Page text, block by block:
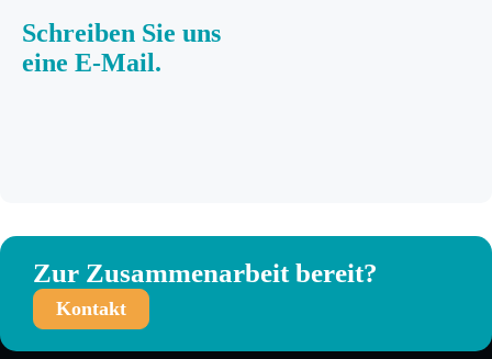
Schreiben Sie uns
eine E-Mail.
Zur Zusammenarbeit bereit?
Kontakt